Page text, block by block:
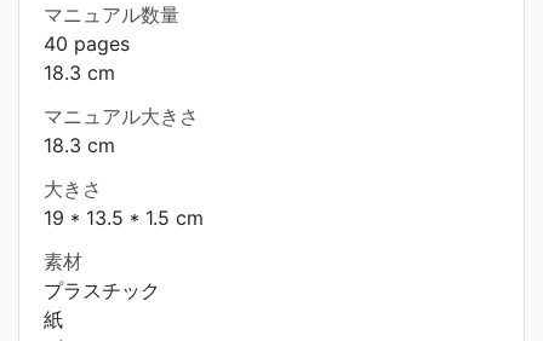
マニュアル数量
40 pages
18.3 cm
マニュアル大きさ
18.3 cm
大きさ
19 * 13.5 * 1.5 cm
素材
プラスチック
紙